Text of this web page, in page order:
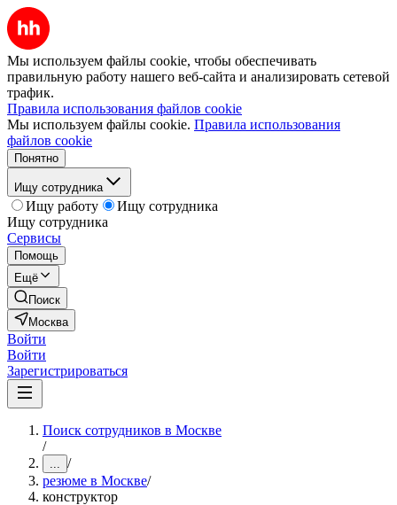
Мы используем файлы cookie, чтобы обеспечивать
правильную работу нашего веб-сайта и анализировать сетевой
трафик.
Правила использования файлов cookie
Мы используем файлы cookie. Правила использования
файлов cookie
Понятно
Ищу сотрудника
Ищу работу
Ищу сотрудника
Ищу сотрудника
Сервисы
Помощь
Ещё
Поиск
Москва
Войти
Войти
Зарегистрироваться
Поиск сотрудников в Москве
/
... /
резюме в Москве/
конструктор